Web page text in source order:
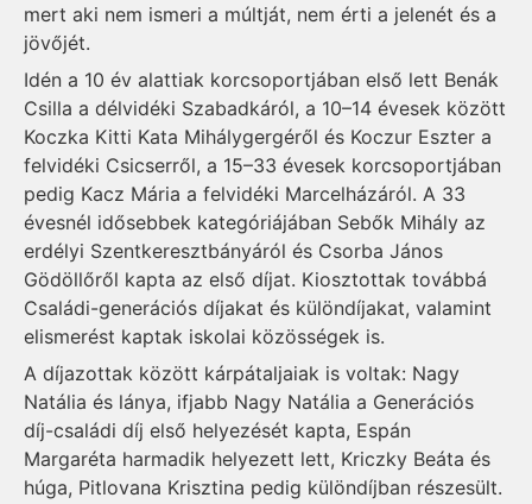
mert aki nem ismeri a múltját, nem érti a jelenét és a
jövőjét.
Idén a 10 év alattiak korcsoportjában első lett Benák
Csilla a délvidéki Szabadkáról, a 10–14 évesek között
Koczka Kitti Kata Mihálygergéről és Koczur Eszter a
felvidéki Csicserről, a 15–33 évesek korcsoportjában
pedig Kacz Mária a felvidéki Marcelházáról. A 33
évesnél idősebbek kategóriájában Sebők Mihály az
erdélyi Szentkeresztbányáról és Csorba János
Gödöllőről kapta az első díjat. Kiosztottak továbbá
Családi-generációs díjakat és különdíjakat, valamint
elismerést kaptak iskolai közösségek is.
A díjazottak között kárpátaljaiak is voltak: Nagy
Natália és lánya, ifjabb Nagy Natália a Generációs
díj-családi díj első helyezését kapta, Espán
Margaréta harmadik helyezett lett, Kriczky Beáta és
húga, Pitlovana Krisztina pedig különdíjban részesült.